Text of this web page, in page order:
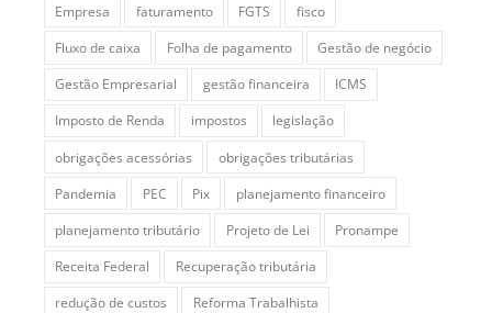
Empresa
faturamento FGTS
fisco
Fluxo de caixa
Folha de pagamento
Gestão de negócio
Gestão Empresarial
gestão financeira
ICMS
Imposto de Renda
impostos
legislação
obrigações acessórias
obrigações tributárias
Pandemia
PEC Pix
planejamento financeiro
planejamento tributário
Projeto de Lei
Pronampe
Receita Federal
Recuperação tributária
redução de custos
Reforma Trabalhista